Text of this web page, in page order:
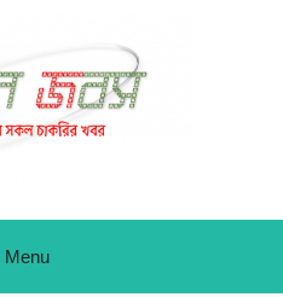
Menu